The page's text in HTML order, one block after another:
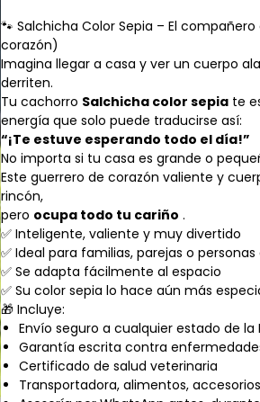
🐾 Salchicha Color Sepia – El
corazón)
Imagina llegar a casa y ver un cuerpo
derriten.
Tu cachorro Salchicha color sepia te
energía que solo puede traducirse así:
“¡Te estuve esperando todo el día!”
No importa si tu casa es grande o
Este guerrero de corazón valiente y
rincón,
pero ocupa todo tu cariño .
✅ Inteligente, valiente y muy divertido
✅ Ideal para familias, parejas o
✅ Se adapta fácilmente al espacio
✅ Su color sepia lo hace aún más
🎁 Incluye:
Envío seguro a cualquier estado de la
Garantía escrita contra
Certificado de salud veterinaria
Transportadora, alimentos,